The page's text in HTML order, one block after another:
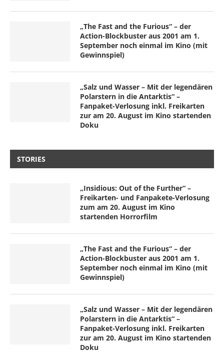
„The Fast and the Furious“ – der
Action-Blockbuster aus 2001 am 1.
September noch einmal im Kino (mit
Gewinnspiel)
„Salz und Wasser – Mit der legendären
Polarstern in die Antarktis“ –
Fanpaket-Verlosung inkl. Freikarten
zur am 20. August im Kino startenden
Doku
STORIES
„Insidious: Out of the Further“ –
Freikarten- und Fanpakete-Verlosung
zum am 20. August im Kino
startenden Horrorfilm
„The Fast and the Furious“ – der
Action-Blockbuster aus 2001 am 1.
September noch einmal im Kino (mit
Gewinnspiel)
„Salz und Wasser – Mit der legendären
Polarstern in die Antarktis“ –
Fanpaket-Verlosung inkl. Freikarten
zur am 20. August im Kino startenden
Doku